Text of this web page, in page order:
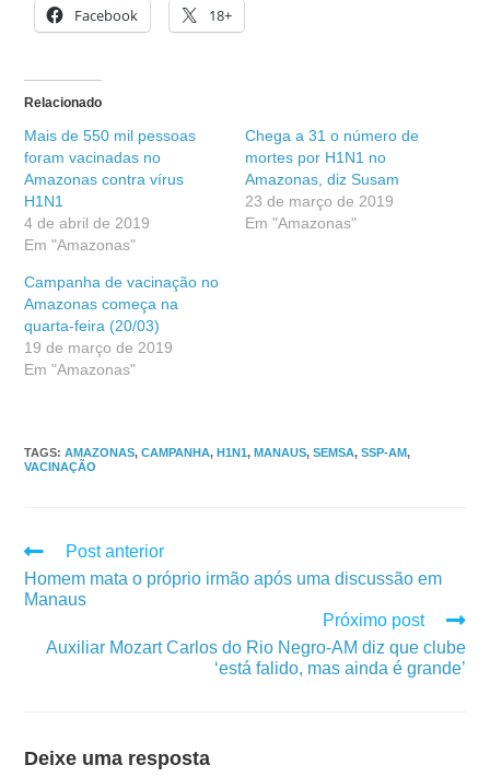
Facebook 18+
Relacionado
Mais de 550 mil pessoas
foram vacinadas no
Amazonas contra vírus
H1N1
4 de abril de 2019
Em "Amazonas"
Chega a 31 o número de
mortes por H1N1 no
Amazonas, diz Susam
23 de março de 2019
Em "Amazonas"
Campanha de vacinação no
Amazonas começa na
quarta-feira (20/03)
19 de março de 2019
Em "Amazonas"
TAGS:AMAZONAS, CAMPANHA, H1N1, MANAUS, SEMSA, SSP-AM,
VACINAÇÃO
Post anterior
Homem mata o próprio irmão após uma discussão em
Manaus
Próximo post
Auxiliar Mozart Carlos do Rio Negro-AM diz que clube
‘está falido, mas ainda é grande’
Deixe uma resposta